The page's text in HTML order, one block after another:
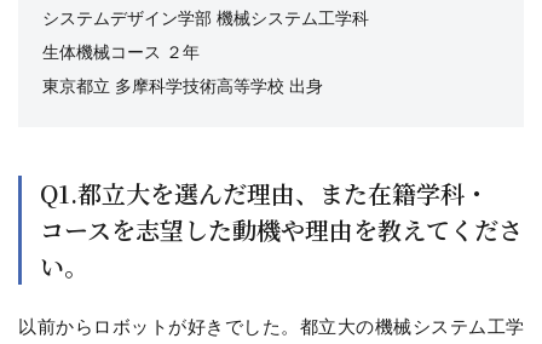
システムデザイン学部 機械システム工学科
生体機械コース ２年
東京都立 多摩科学技術高等学校 出身
Q1.都立大を選んだ理由、また在籍学科・
コースを志望した動機や理由を教えてくださ
い。
以前からロボットが好きでした。都立大の機械システム工学